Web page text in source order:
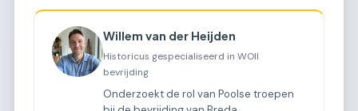
Willem van der Heijden
Historicus gespecialiseerd in WOII
bevrijding
Onderzoekt de rol van Poolse troepen